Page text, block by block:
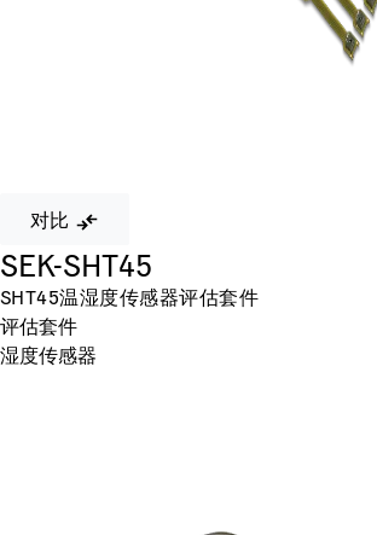
对比
SEK-SHT45
SHT45温湿度传感器评估套件
评估套件
湿度传感器